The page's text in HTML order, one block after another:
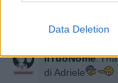
Data Deletion
·Ti stimo·
IlTuoNome:
di Adriele